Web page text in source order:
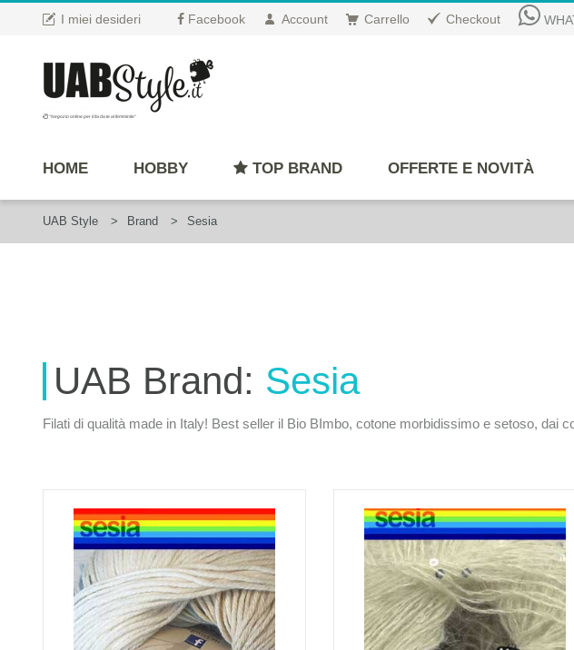
I miei desideri Facebook Account Carrello Checkout
"Negozio online per il fai da te al femminile"
HOME HOBBY TOP BRAND OFFERTE E NOVITÀ
UAB Style Brand Sesia
UAB Brand: Sesia
Filati di qualità made in Italy! Best seller il Bio BImbo, cotone morbidissimo e setoso, dai